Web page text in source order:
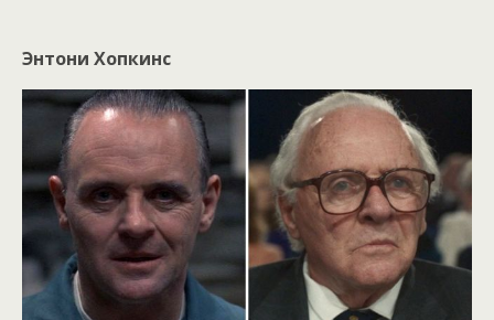
Энтони Хопкинс